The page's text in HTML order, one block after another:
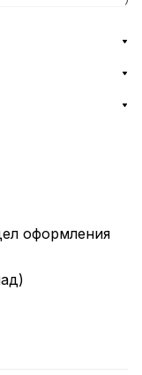
оформления